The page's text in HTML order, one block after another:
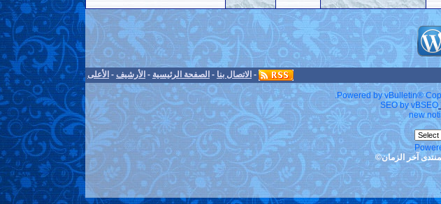
- الاتصال بنا - الصفحة الرئيسية - الأرشيف - الأعلى
Powered by vBulletin®
SEO by vBSEO
new
آخر الزمان©